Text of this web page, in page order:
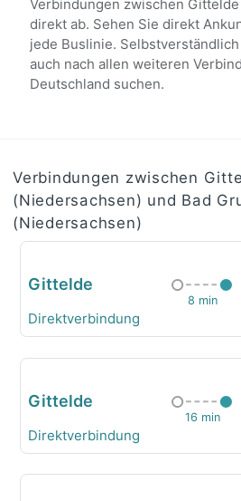
Verbindungen zwischen
direkt ab. Sehen Sie direkt
jede Buslinie.
auch nach allen weiteren
Deutschland suchen.
Verbindungen zwischen
(Niedersachsen) und Bad
(Niedersachsen)
Gittelde
8 min
Direktverbindung
Gittelde
16 min
Direktverbindung